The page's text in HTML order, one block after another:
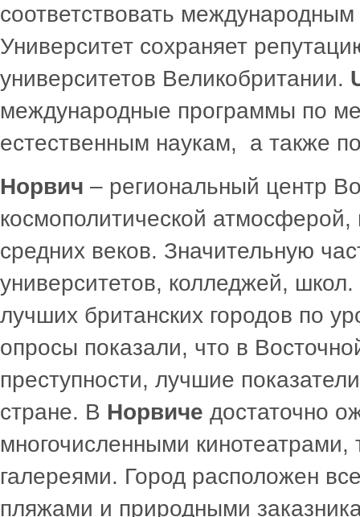
соответствовать
Университет сохраняет
университетов Великобритании.
международные программы по
естественным наукам, а также
Норвич – региональный центр
космополитической
средних веков. Значительную
университетов, колледжей, школ.
лучших британских городов по
опросы показали, что в
преступности, лучшие
стране. В Норвиче достаточно
многочисленными
галереями. Город расположен
пляжами и природными